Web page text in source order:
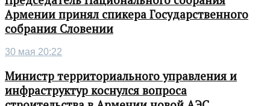
Армении принял спикера Государственного
собрания Словении
30 мая 20:22
Министр территориального управления и
инфраструктур коснулся вопроса